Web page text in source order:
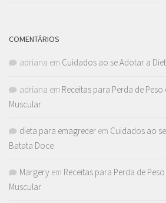
COMENTÁRIOS
adriana em Cuidados ao se Adotar a
adriana em Receitas para Perda de Peso
Muscular
dieta para emagrecer em Cuidados ao
Batata Doce
Margery em Receitas para Perda de
Muscular